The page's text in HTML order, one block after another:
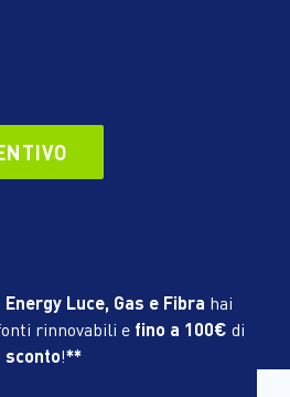
Energy Luce, Gas e Fibra hai
rinnovabili e fino a 100€ di
sconto!**